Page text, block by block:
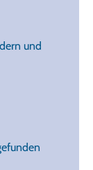
und